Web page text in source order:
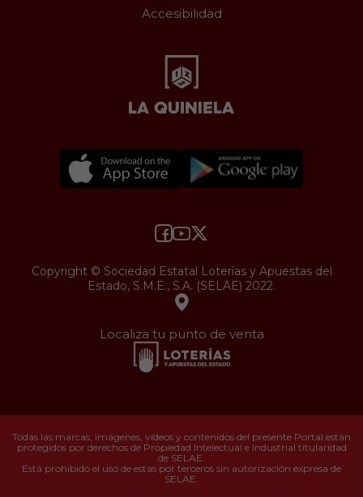
Accesibilidad
Copyright © Sociedad Estatal Loterías y Apuestas del
Estado, S.M.E., S.A. (SELAE) 2022.
Localiza tu punto de venta
Todas las marcas, imágenes, vídeos y contenidos del presente Portal están
protegidos por derechos de Propiedad Intelectual e Industrial titularidad
de SELAE.
Está prohibido el uso de estas por terceros sin autorización expresa de
SELAE.